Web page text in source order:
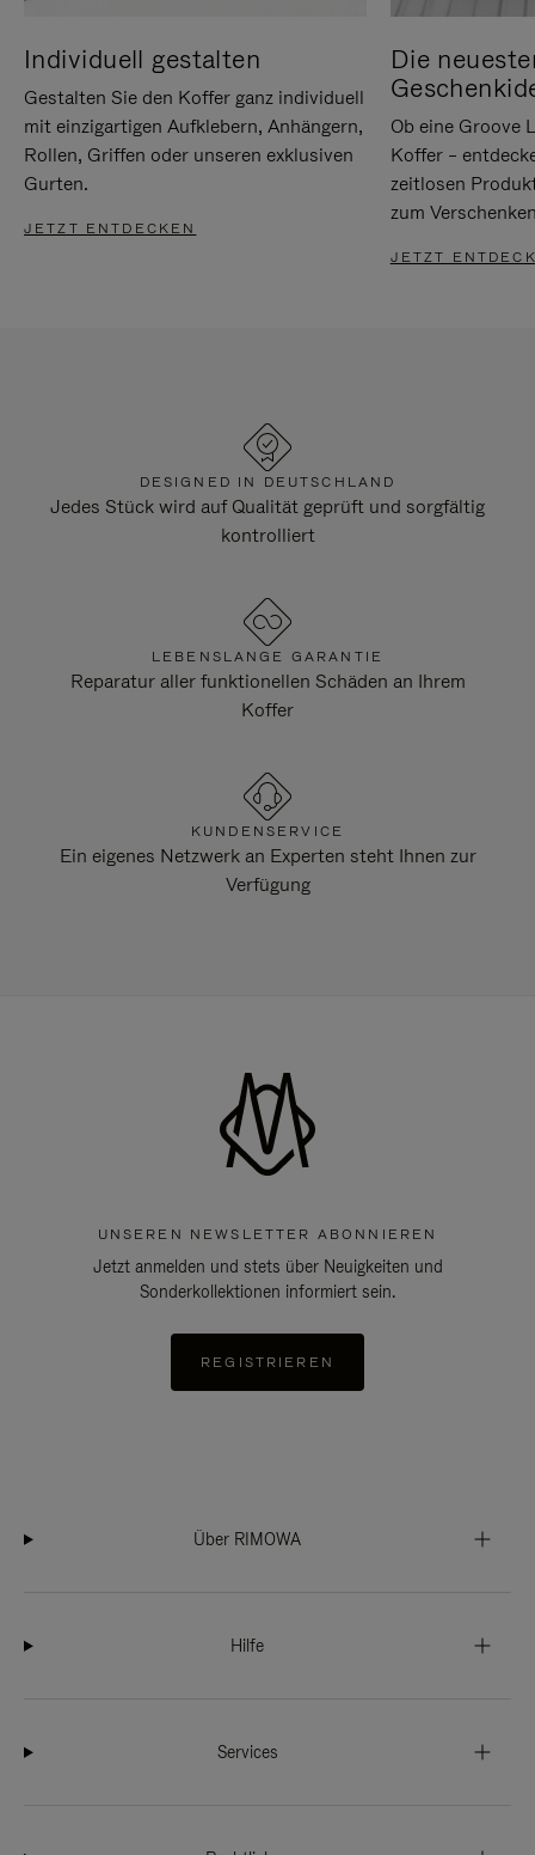
Individuell gestalten
Gestalten Sie den Koffer ganz individuell
mit einzigartigen Aufklebern, Anhängern,
Rollen, Griffen oder unseren exklusiven
Gurten.
JETZT ENTDECKEN
Die
Ob eine Groove
Koffer –
zeitlosen
zum
JETZT
DESIGNED IN DEUTSCHLAND
Jedes Stück wird auf Qualität geprüft und sorgfältig
kontrolliert
LEBENSLANGE GARANTIE
Reparatur aller funktionellen Schäden an Ihrem
Koffer
KUNDENSERVICE
Ein eigenes Netzwerk an Experten steht Ihnen zur
Verfügung
UNSEREN NEWSLETTER ABONNIEREN
Jetzt anmelden und stets über Neuigkeiten und
Sonderkollektionen informiert sein.
REGISTRIEREN
Über RIMOWA
Hilfe
Services